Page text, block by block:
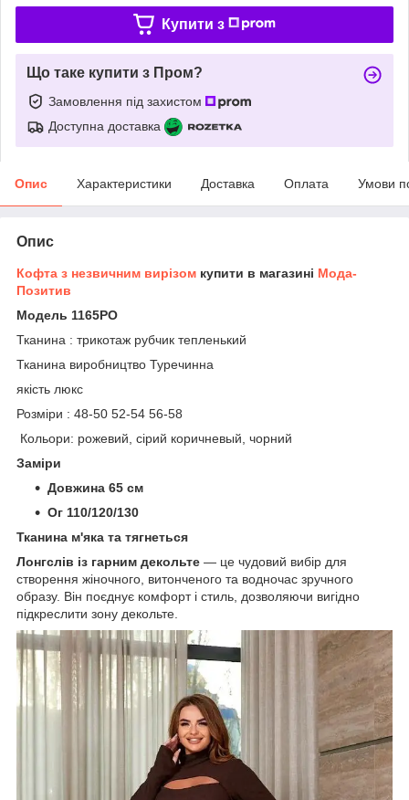
Купити з
Що таке купити з Пром?
Замовлення під захистом
Доступна доставка
Опис Характеристики Доставка Оплата Умови
Опис
Кофта з незвичним вирізом купити в магазині Мода-
Позитив
Модель 1165РО
Тканина : трикотаж рубчик тепленький
Тканина виробництво Туречинна
якість люкс
Розміри : 48-50 52-54 56-58
Кольори: рожевий, сірий коричневый, чорний
Заміри
Довжина 65 см
Ог 110/120/130
Тканина м'яка та тягнеться
Лонгслів із гарним декольте — це чудовий вибір для
створення жіночного, витонченого та водночас зручного
образу. Він поєднує комфорт і стиль, дозволяючи вигідно
підкреслити зону декольте.